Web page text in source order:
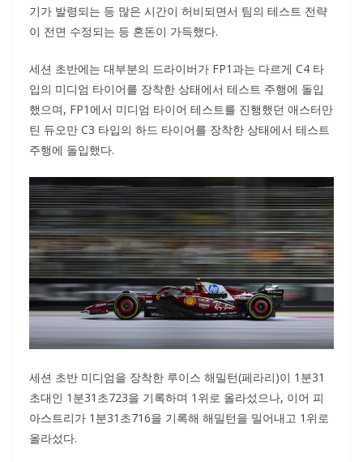
기가 발령되는 등 많은 시간이 허비되면서 팀의 테스트 전략
이 전면 수정되는 등 혼돈이 가득했다.
세션 초반에는 대부분의 드라이버가 FP1과는 다르게 C4 타
입의 미디엄 타이어를 장착한 상태에서 테스트 주행에 돌입
했으며, FP1에서 미디엄 타이어 테스트를 진행했던 애스터만
틴 듀오만 C3 타입의 하드 타이어를 장착한 상태에서 테스트
주행에 돌입했다.
세션 초반 미디엄을 장착한 루이스 해밀턴(페라리)이 1분31
초대인 1분31초723을 기록하며 1위로 올라섰으나, 이어 피
아스트리가 1분31초716을 기록해 해밀턴을 밀어내고 1위로
올라섰다.